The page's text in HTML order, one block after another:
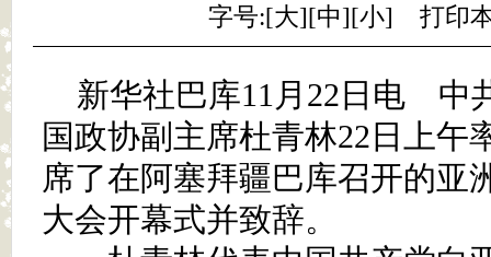
字号:[大][中][小] 打印
新华社巴库11月22日电 中
国政协副主席杜青林22日上午
席了在阿塞拜疆巴库召开的亚
大会开幕式并致辞。